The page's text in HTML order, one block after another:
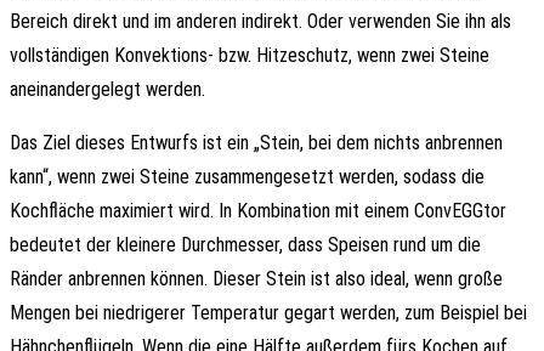
Bereich direkt und im anderen indirekt. Oder verwenden Sie ihn als
vollständigen Konvektions- bzw. Hitzeschutz, wenn zwei Steine
aneinandergelegt werden.
Das Ziel dieses Entwurfs ist ein „Stein, bei dem nichts anbrennen
kann“, wenn zwei Steine zusammengesetzt werden, sodass die
Kochfläche maximiert wird. In Kombination mit einem ConvEGGtor
bedeutet der kleinere Durchmesser, dass Speisen rund um die
Ränder anbrennen können. Dieser Stein ist also ideal, wenn große
Mengen bei niedrigerer Temperatur gegart werden, zum Beispiel bei